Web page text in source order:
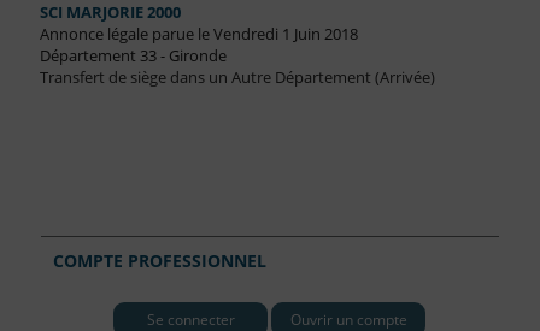
SCI MARJORIE 2000
Annonce légale parue le Vendredi 1 Juin 2018
Département 33 - Gironde
Transfert de siège dans un Autre Département (Arrivée)
COMPTE PROFESSIONNEL
Se connecter Ouvrir un compte